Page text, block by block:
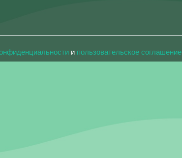
и пользовательское соглашение